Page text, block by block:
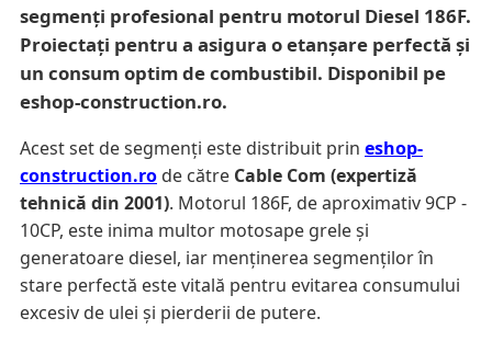
segmenți profesional pentru motorul Diesel 186F.
Proiectați pentru a asigura o etanșare perfectă și
un consum optim de combustibil. Disponibil pe
eshop-construction.ro.
Acest set de segmenți este distribuit prin eshop-
construction.ro de către Cable Com (expertiză
tehnică din 2001). Motorul 186F, de aproximativ 9CP -
10CP, este inima multor motosape grele și
generatoare diesel, iar menținerea segmenților în
stare perfectă este vitală pentru evitarea consumului
excesiv de ulei și pierderii de putere.